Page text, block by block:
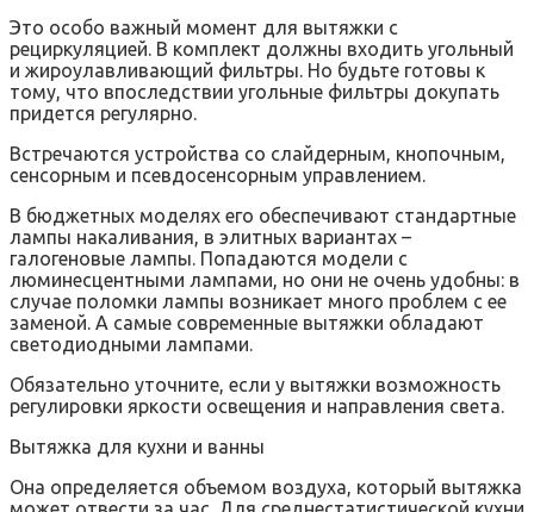
Это особо важный момент для вытяжки с
рециркуляцией. В комплект должны входить угольный
и жироулавливающий фильтры. Но будьте готовы к
тому, что впоследствии угольные фильтры докупать
придется регулярно.
Встречаются устройства со слайдерным, кнопочным,
сенсорным и псевдосенсорным управлением.
В бюджетных моделях его обеспечивают стандартные
лампы накаливания, в элитных вариантах –
галогеновые лампы. Попадаются модели с
люминесцентными лампами, но они не очень удобны: в
случае поломки лампы возникает много проблем с ее
заменой. А самые современные вытяжки обладают
светодиодными лампами.
Обязательно уточните, если у вытяжки возможность
регулировки яркости освещения и направления света.
Вытяжка для кухни и ванны
Она определяется объемом воздуха, который вытяжка